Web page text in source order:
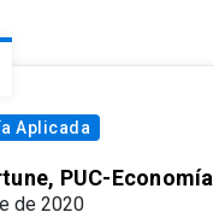
Aplicada
PUC-Economía
de 2020